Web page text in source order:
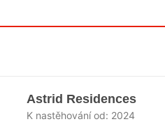
Astrid Residences
K nastěhování od: 2024